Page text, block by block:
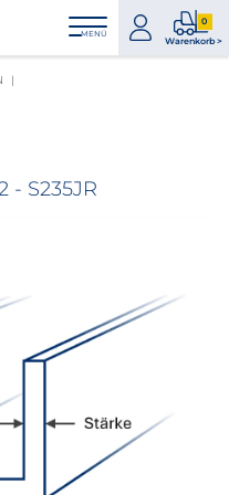
MENÜ
zum
Konto
0
Warenkorb >
0
- S235JR